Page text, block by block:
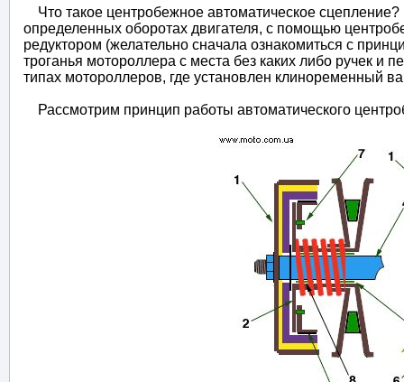
Что такое центробежное автоматическое сцепление?
определенных оборотах двигателя, с помощью
редуктором (желательно сначала ознакомиться с
троганья мотороллера с места без каких либо ручек и
типах мотороллеров, где установлен клиноременный
Рассмотрим принцип работы автоматического